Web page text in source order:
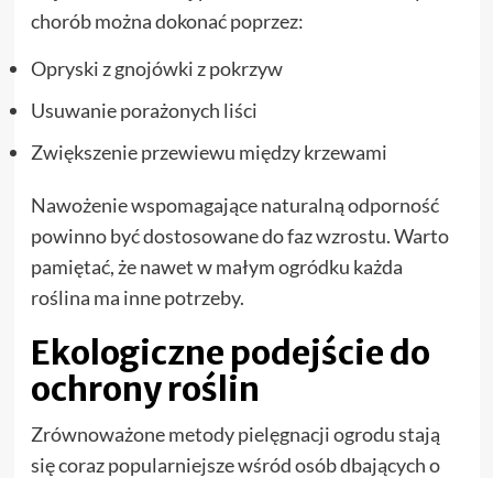
chorób można dokonać poprzez:
Opryski z gnojówki z pokrzyw
Usuwanie porażonych liści
Zwiększenie przewiewu między krzewami
Nawożenie wspomagające naturalną odporność
powinno być dostosowane do faz wzrostu. Warto
pamiętać, że nawet w małym ogródku każda
roślina ma inne potrzeby.
Ekologiczne podejście do
ochrony roślin
Zrównoważone metody pielęgnacji ogrodu stają
się coraz popularniejsze wśród osób dbających o